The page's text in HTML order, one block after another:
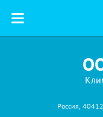
Россия,